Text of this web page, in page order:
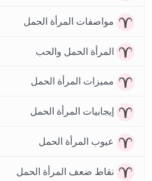
مواصفات المرأة الحمل
المرأة الحمل والحب
مميزات المرأة الحمل
إيجابيات المرأة الحمل
عيوب المرأة الحمل
نقاط ضعف المرأة الحمل